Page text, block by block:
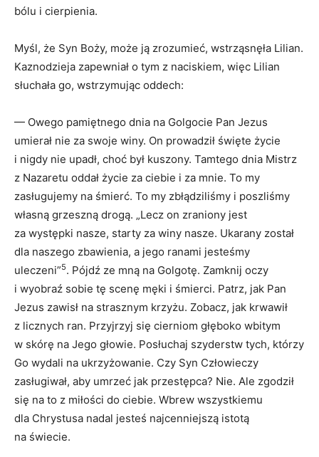
bólu i cierpienia.
Myśl, że Syn Boży, może ją zrozumieć, wstrząsnęła Lilian.
Kaznodzieja zapewniał o tym z naciskiem, więc Lilian
słuchała go, wstrzymując oddech:
— Owego pamiętnego dnia na Golgocie Pan Jezus
umierał nie za swoje winy. On prowadził święte życie
i nigdy nie upadł, choć był kuszony. Tamtego dnia Mistrz
z Nazaretu oddał życie za ciebie i za mnie. To my
zasługujemy na śmierć. To my zbłądziliśmy i poszliśmy
własną grzeszną drogą. „Lecz on zraniony jest
za występki nasze, starty za winy nasze. Ukarany został
dla naszego zbawienia, a jego ranami jesteśmy
uleczeni”5. Pójdź ze mną na Golgotę. Zamknij oczy
i wyobraź sobie tę scenę męki i śmierci. Patrz, jak Pan
Jezus zawisł na strasznym krzyżu. Zobacz, jak krwawił
z licznych ran. Przyjrzyj się cierniom głęboko wbitym
w skórę na Jego głowie. Posłuchaj szyderstw tych, którzy
Go wydali na ukrzyżowanie. Czy Syn Człowieczy
zasługiwał, aby umrzeć jak przestępca? Nie. Ale zgodził
się na to z miłości do ciebie. Wbrew wszystkiemu
dla Chrystusa nadal jesteś najcenniejszą istotą
na świecie.